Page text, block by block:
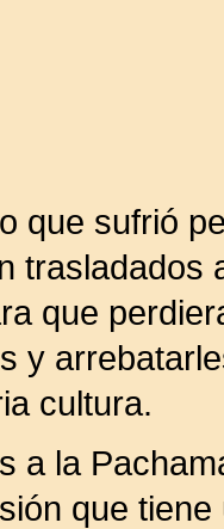
que sufrió
trasladados
que
y
cultura.
a la
que